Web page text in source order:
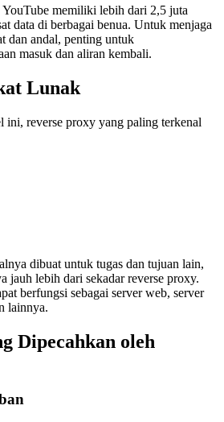
memiliki lebih dari 2,5 juta
data di berbagai benua. Untuk menjaga
dan andal, penting untuk
masuk dan aliran kembali.
Lunak
ini, reverse proxy yang paling terkenal
dibuat untuk tugas dan tujuan lain,
jauh lebih dari sekadar reverse proxy.
berfungsi sebagai server web, server
lainnya.
Dipecahkan oleh